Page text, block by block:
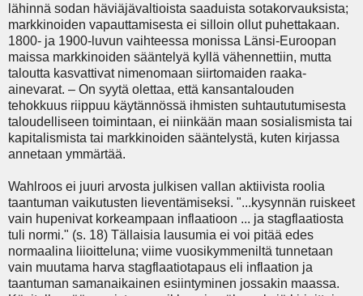
lähinnä sodan häviäjävaltioista saaduista sotakorvauksista;
markkinoiden vapauttamisesta ei silloin ollut puhettakaan.
1800- ja 1900-luvun vaihteessa monissa Länsi-Euroopan
maissa markkinoiden sääntelyä kyllä vähennettiin, mutta
taloutta kasvattivat nimenomaan siirtomaiden raaka-
ainevarat. – On syytä olettaa, että kansantalouden
tehokkuus riippuu käytännössä ihmisten suhtaututumisesta
taloudelliseen toimintaan, ei niinkään maan sosialismista tai
kapitalismista tai markkinoiden sääntelystä, kuten kirjassa
annetaan ymmärtää.
Wahlroos ei juuri arvosta julkisen vallan aktiivista roolia
taantuman vaikutusten lieventämiseksi. "...kysynnän ruiskeet
vain hupenivat korkeampaan inflaatioon ... ja stagflaatiosta
tuli normi." (s. 18) Tällaisia lausumia ei voi pitää edes
normaalina liioitteluna; viime vuosikymmeniltä tunnetaan
vain muutama harva stagflaatiotapaus eli inflaation ja
taantuman samanaikainen esiintyminen jossakin maassa.